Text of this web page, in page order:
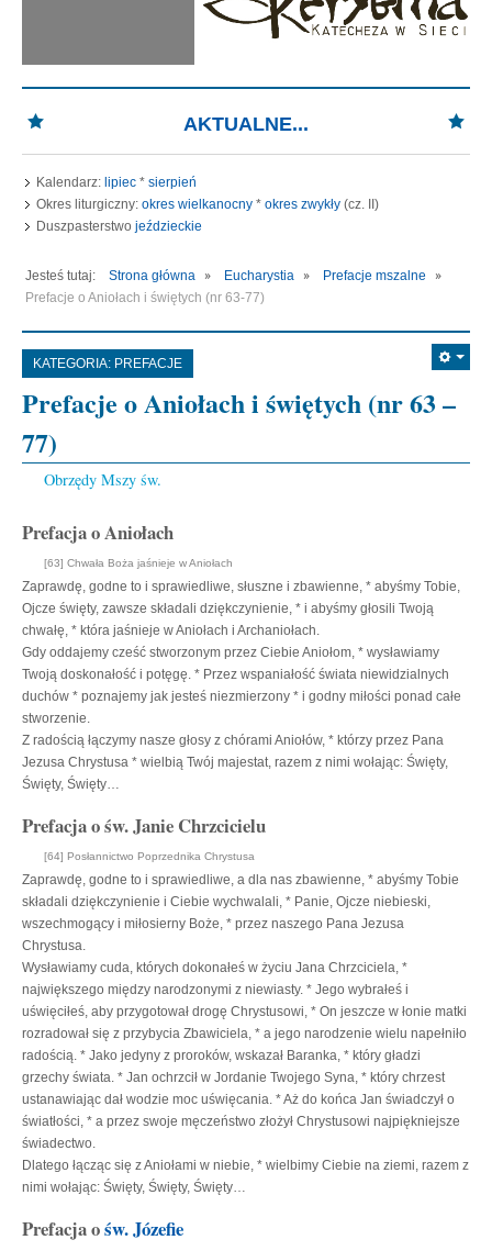
AKTUALNE...
Kalendarz: lipiec * sierpień
Okres liturgiczny: okres wielkanocny * okres zwykły (cz. II)
Duszpasterstwo jeździeckie
Jesteś tutaj: Strona główna Eucharystia
Prefacje mszalne
Prefacje o Aniołach i świętych (nr 63-77)
KATEGORIA: PREFACJE
Prefacje o Aniołach i świętych (nr 63 –
77)
Obrzędy Mszy św.
Prefacja o Aniołach
[63] Chwała Boża jaśnieje w Aniołach
Zaprawdę, godne to i sprawiedliwe, słuszne i zbawienne, * abyśmy Tobie,
Ojcze święty, zawsze składali dziękczynienie, * i abyśmy głosili Twoją
chwałę, * która jaśnieje w Aniołach i Archaniołach.
Gdy oddajemy cześć stworzonym przez Ciebie Aniołom, * wysławiamy
Twoją doskonałość i potęgę. * Przez wspaniałość świata niewidzialnych
duchów * poznajemy jak jesteś niezmierzony * i godny miłości ponad całe
stworzenie.
Z radością łączymy nasze głosy z chórami Aniołów, * którzy przez Pana
Jezusa Chrystusa * wielbią Twój majestat, razem z nimi wołając: Święty,
Święty, Święty…
Prefacja o św. Janie Chrzcicielu
[64] Posłannictwo Poprzednika Chrystusa
Zaprawdę, godne to i sprawiedliwe, a dla nas zbawienne, * abyśmy Tobie
składali dziękczynienie i Ciebie wychwalali, * Panie, Ojcze niebieski,
wszechmogący i miłosierny Boże, * przez naszego Pana Jezusa
Chrystusa.
Wysławiamy cuda, których dokonałeś w życiu Jana Chrzciciela, *
największego między narodzonymi z niewiasty. * Jego wybrałeś i
uświęciłeś, aby przygotował drogę Chrystusowi, * On jeszcze w łonie matki
rozradował się z przybycia Zbawiciela, * a jego narodzenie wielu napełniło
radością. * Jako jedyny z proroków, wskazał Baranka, * który gładzi
grzechy świata. * Jan ochrzcił w Jordanie Twojego Syna, * który chrzest
ustanawiając dał wodzie moc uświęcania. * Aż do końca Jan świadczył o
światłości, * a przez swoje męczeństwo złożył Chrystusowi najpiękniejsze
świadectwo.
Dlatego łącząc się z Aniołami w niebie, * wielbimy Ciebie na ziemi, razem z
nimi wołając: Święty, Święty, Święty…
Prefacja ośw. Józefie